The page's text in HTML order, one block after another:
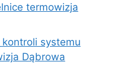
termowizja
kontroli systemu
Dąbrowa